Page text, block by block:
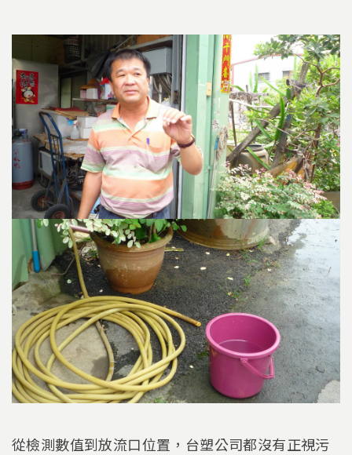
從檢測數值到放流口位置，台塑公司都沒有正視污